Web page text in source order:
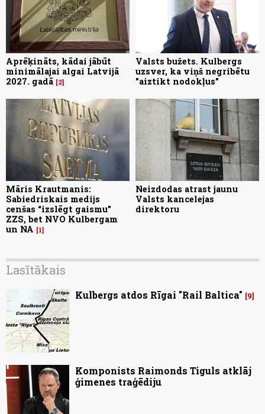
Aprēķināts, kādai jābūt
minimālajai algai Latvijā
2027. gadā 2
Valsts bužets. Kulbergs
uzsver, ka viņš negribētu
"aiztikt nodokļus"
Māris Krautmanis:
Sabiedriskais medijs
cenšas “izslēgt gaismu”
ZZS, bet NVO Kulbergam
un NA
1
Neizdodas atrast jaunu
Valsts kancelejas
direktoru
Lasītākais
Kulbergs atdos Rīgai "Rail Baltica" 9
Komponists Raimonds Tiguls atklāj
ģimenes traģēdiju